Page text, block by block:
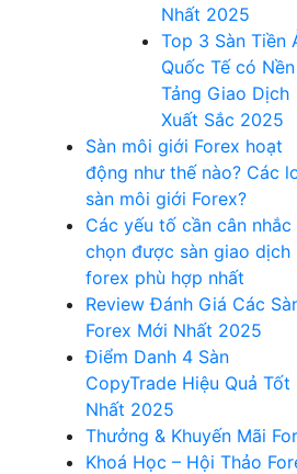
Nhất 2025
Top 3 Sàn Tiền
Quốc Tế có Nền
Tảng Giao Dịch
Xuất Sắc 2025
Sàn môi giới Forex hoạt
động như thế nào? Các
sàn môi giới Forex?
Các yếu tố cần cân nhắc
chọn được sàn giao dịch
forex phù hợp nhất
Review Đánh Giá Các
Forex Mới Nhất 2025
Điểm Danh 4 Sàn
CopyTrade Hiệu Quả Tốt
Nhất 2025
Thưởng & Khuyến Mãi
Khoá Học – Hội Thảo